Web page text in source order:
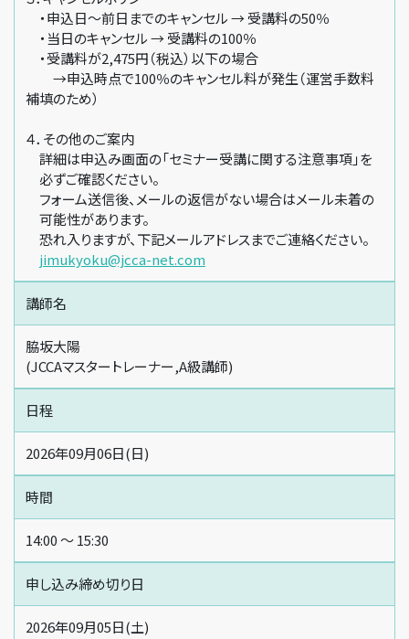
・申込日～前日までのキャンセル → 受講料の50％
・当日のキャンセル → 受講料の100％
・受講料が2,475円（税込）以下の場合
→申込時点で100％のキャンセル料が発生（運営手数料
補填のため）
４．その他のご案内
詳細は申込み画面の「セミナー受講に関する注意事項」を
必ずご確認ください。
フォーム送信後、メールの返信がない場合はメール未着の
可能性があります。
恐れ入りますが、下記メールアドレスまでご連絡ください。
jimukyoku@jcca-net.com
講師名
脇坂大陽
(JCCAマスタートレーナー,A級講師)
日程
2026年09月06日(日)
時間
14:00 〜 15:30
申し込み締め切り日
2026年09月05日(土)